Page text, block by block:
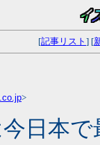
[記事リスト ] [
>
日本